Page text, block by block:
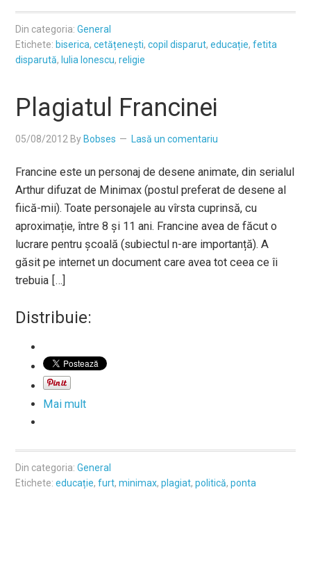
Din categoria:General
Etichete: biserica,cetățenești,copil disparut,educație,fetita
disparută, Iulia Ionescu,religie
Plagiatul Francinei
05/08/2012 By Bobses Lasă un comentariu
Francine este un personaj de desene animate, din serialul
Arthur difuzat de Minimax (postul preferat de desene al
fiică-mii). Toate personajele au vîrsta cuprinsă, cu
aproximație, între 8 și 11 ani. Francine avea de făcut o
lucrare pentru școală (subiectul n-are importanță). A
găsit pe internet un document care avea tot ceea ce îi
trebuia […]
Distribuie:
Mai mult
Din categoria:General
Etichete:educație,furt,minimax,plagiat,politică,ponta